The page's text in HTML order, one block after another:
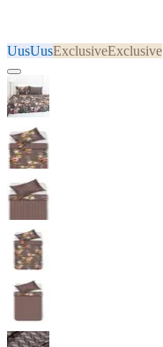
UusUusExclusiveExclusive